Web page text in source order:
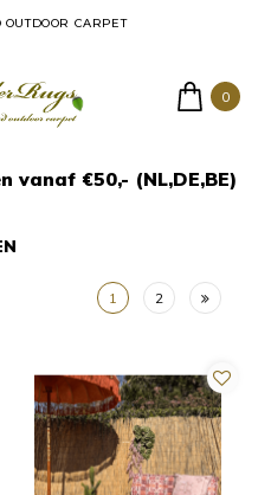
CARPET
0
€50,- (NL,DE,BE)
1 2